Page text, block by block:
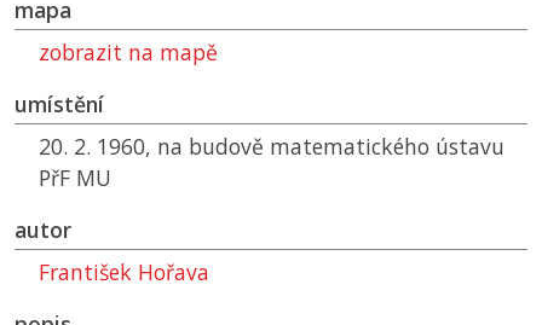
mapa
zobrazit na mapě
umístění
20. 2. 1960, na budově matematického ústavu
PřF MU
autor
František Hořava